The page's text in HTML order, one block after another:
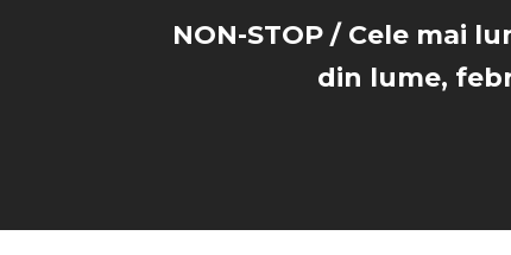
NON-STOP / Cele mai
din lume,